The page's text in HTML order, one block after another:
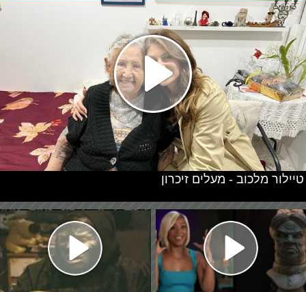
טיילור מלכוב - מעלים זיכרון